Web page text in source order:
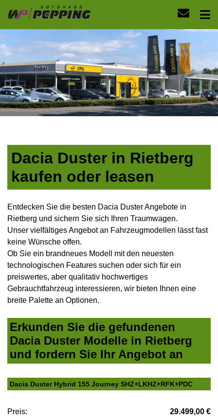
Dacia Duster in Rietberg
kaufen oder leasen
Entdecken Sie die besten Dacia Duster Angebote in
Rietberg und sichern Sie sich Ihren Traumwagen.
Unser vielfältiges Angebot an Fahrzeugmodellen lässt fast
keine Wünsche offen.
Ob Sie ein brandneues Modell mit den neuesten
technologischen Features suchen oder sich für ein
preiswertes, aber qualitativ hochwertiges
Gebrauchtfahrzeug interessieren, wir bieten Ihnen eine
breite Palette an Optionen.
Erkunden Sie die gefundenen
Dacia Duster Modelle in Rietberg
und fordern Sie Ihr Angebot an
Dacia Duster Hybrid 155 Journey SHZ+LKHZ+RFK+PDC
Preis:
29.499,00 €